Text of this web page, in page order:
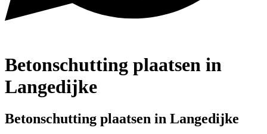
Betonschutting plaatsen in
Langedijke
Betonschutting plaatsen in Langedijke